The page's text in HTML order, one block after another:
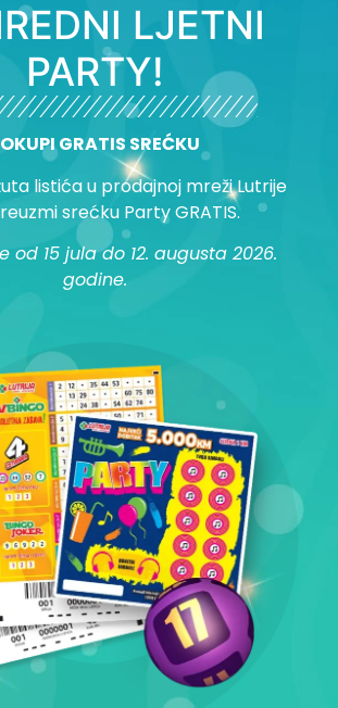
LJETNI
PARTY!
GRATIS SREĆKU
listića u prodajnoj mreži Lutrije
srećku Party GRATIS.
od 15 jula do 12. augusta 2026.
godine.